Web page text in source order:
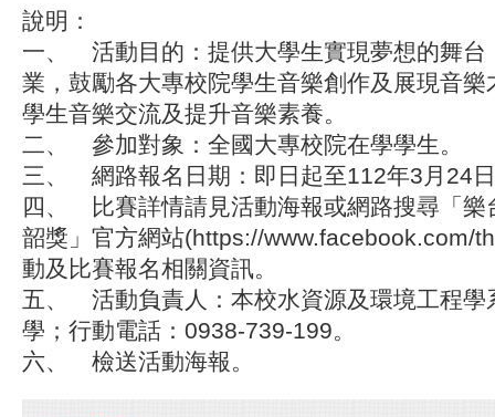
說明：
一、 活動目的：提供大學生實現夢想的舞台
業，鼓勵各大專校院學生音樂創作及展現音樂
學生音樂交流及提升音樂素養。
二、 參加對象：全國大專校院在學學生。
三、 網路報名日期：即日起至112年3月24
四、 比賽詳情請見活動海報或網路搜尋「樂
韶獎」官方網站(https://www.facebook.com/
動及比賽報名相關資訊。
五、 活動負責人：本校水資源及環境工程學
學；行動電話：0938-739-199。
六、 檢送活動海報。